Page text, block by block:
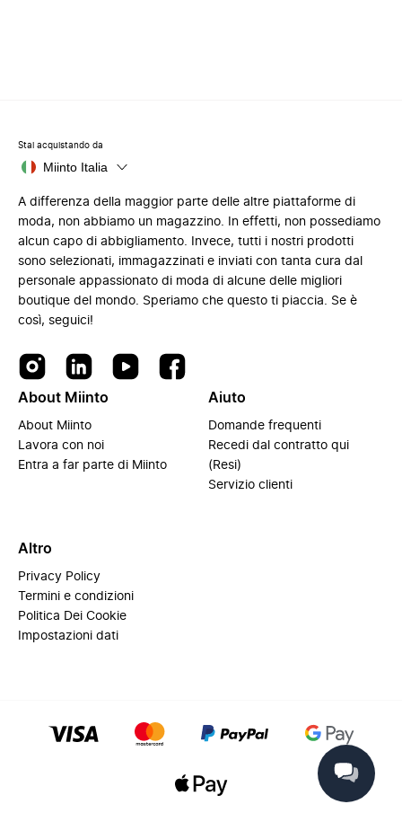
Stai acquistando da
Miinto Italia
A differenza della maggior parte delle altre piattaforme di
moda, non abbiamo un magazzino. In effetti, non possediamo
alcun capo di abbigliamento. Invece, tutti i nostri prodotti
sono selezionati, immagazzinati e inviati con tanta cura dal
personale appassionato di moda di alcune delle migliori
boutique del mondo. Speriamo che questo ti piaccia. Se è
così, seguici!
About Miinto
About Miinto
Lavora con noi
Entra a far parte di Miinto
Aiuto
Domande frequenti
Recedi dal contratto qui
(Resi)
Servizio clienti
Altro
Privacy Policy
Termini e condizioni
Politica Dei Cookie
Impostazioni dati